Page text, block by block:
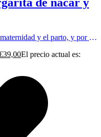
La flor de la margarita simbolizaba la maternidad y el parto, y por ello se asociaba con el amor, la sensualidad y la fertilidad.
39,00El precio actual es: